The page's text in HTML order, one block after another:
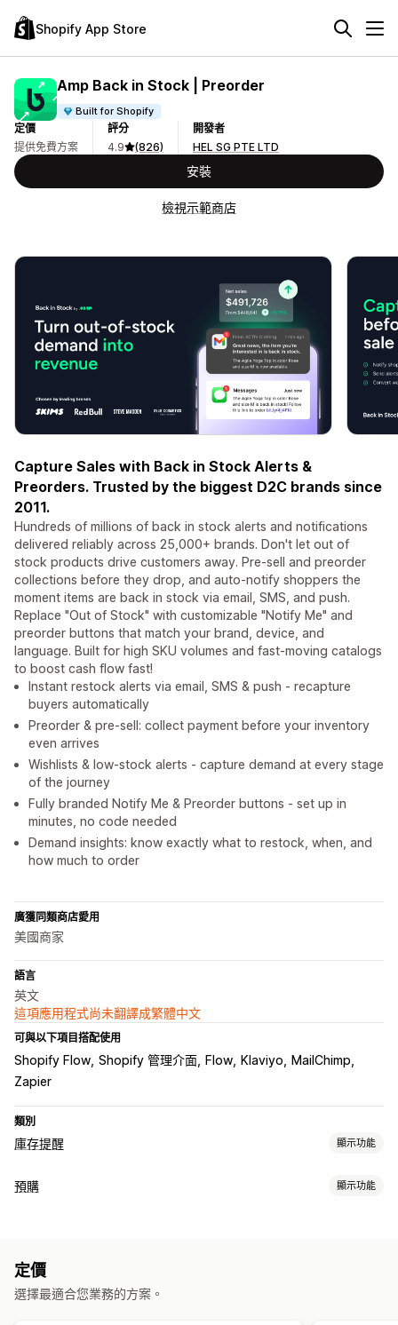
Shopify App Store
Amp Back in Stock | Preorder
Built for Shopify
定價
提供免費方案
評分
4.9
(826)
開發者
HEL SG PTE LTD
安裝
檢視示範商店
Capture Sales with Back in Stock Alerts &
Preorders. Trusted by the biggest D2C brands since
2011.
Hundreds of millions of back in stock alerts and notifications
delivered reliably across 25,000+ brands. Don't let out of
stock products drive customers away. Pre-sell and preorder
collections before they drop, and auto-notify shoppers the
moment items are back in stock via email, SMS, and push.
Replace "Out of Stock" with customizable "Notify Me" and
preorder buttons that match your brand, device, and
language. Built for high SKU volumes and fast-moving catalogs
to boost cash flow fast!
Instant restock alerts via email, SMS & push - recapture
buyers automatically
Preorder & pre-sell: collect payment before your inventory
even arrives
Wishlists & low-stock alerts - capture demand at every stage
of the journey
Fully branded Notify Me & Preorder buttons - set up in
minutes, no code needed
Demand insights: know exactly what to restock, when, and
how much to order
廣獲同類商店愛用
美國商家
語言
英文
這項應用程式尚未翻譯成繁體中文
可與以下項目搭配使用
Shopify Flow Shopify 管理介面 Flow Klaviyo
MailChimp
Zapier
類別
庫存提醒 顯示功能
通知
提醒設定
分析與報告
預購 顯示功能
定價
選擇最適合您業務的方案。